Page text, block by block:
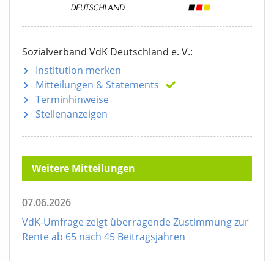
Sozialverband VdK Deutschland e. V.:
Institution merken
Mitteilungen & Statements
Terminhinweise
Stellenanzeigen
Weitere Mitteilungen
07.06.2026
VdK-Umfrage zeigt überragende Zustimmung zur
Rente ab 65 nach 45 Beitragsjahren